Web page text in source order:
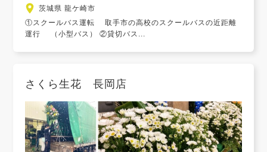
茨城県 龍ケ崎市
①スクールバス運転 取手市の高校のスクールバスの近距離
運行 （小型バス） ②貸切バス...
さくら生花 長岡店